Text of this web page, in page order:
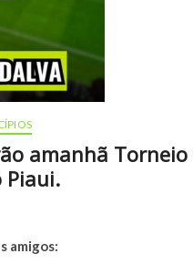
amanhã
Piaui.
amigos: